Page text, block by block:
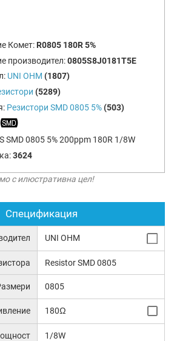
Комет: R0805 180R 5%
производител:0805S8J0181T5E
UNI OHM (1807)
(5289)
Резистори SMD 0805 5% (503)
SMD 0805 5% 200ppm 180R 1/8W
3624
с илюстративна цел!
Спецификация
UNI OHM
Resistor SMD 0805
0805
180Ω
1/8W